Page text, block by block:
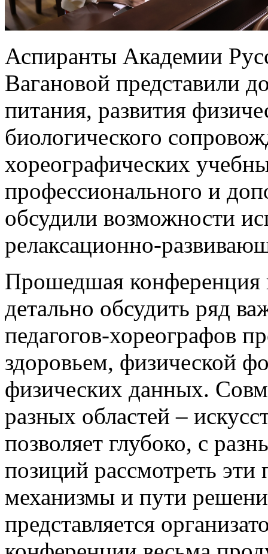
Аспиранты Академии
Вагановой представили
питания, развития
биологического
хореографических
профессионального и
обсудили возможности
релаксационно-
Прошедшая конференция
детально обсудить ряд
педагогов-хореографов
здоровьем, физической
физических данных.
разных областей –
позволяет глубоко, с
позиций рассмотреть
механизмы и пути
представляется